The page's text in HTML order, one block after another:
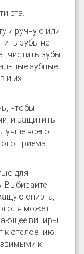
рта.
и ручную или
зубы не
чистить зубы
зубные
и их
чтобы
и защитить
всего
приема
для
Выбирайте
спирта,
может
виниры
к отслоению
к